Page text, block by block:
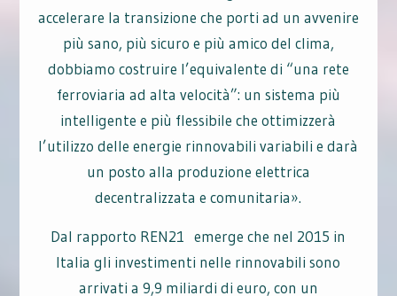
accelerare la transizione che porti ad un avvenire
più sano, più sicuro e più amico del clima,
dobbiamo costruire l’equivalente di “una rete
ferroviaria ad alta velocità”: un sistema più
intelligente e più flessibile che ottimizzerà
l’utilizzo delle energie rinnovabili variabili e darà
un posto alla produzione elettrica
decentralizzata e comunitaria».
Dal rapporto REN21 emerge che nel 2015 in
Italia gli investimenti nelle rinnovabili sono
arrivati a 9,9 miliardi di euro, con un